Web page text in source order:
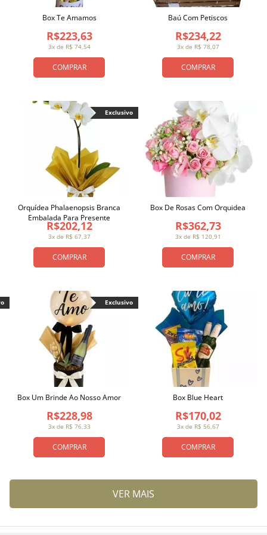
COMPRAR
3x de R$ 74,54
R$223,63
Box Te Amamos
COMPRAR
3x de R$ 78,07
R$234,22
Baú Com Petiscos
COMPRAR
3x de R$ 67,37
R$202,12
Orquídea Phalaenopsis Branca
Embalada Para Presente
Exclusivo
COMPRAR
3x de R$ 120,91
R$362,73
Box De Rosas Com Orquidea
COMPRAR
3x de R$ 76,33
R$228,98
Box Um Brinde Ao Nosso Amor
Exclusivo
COMPRAR
3x de R$ 56,67
R$170,02
Box Blue Heart
VER MAIS